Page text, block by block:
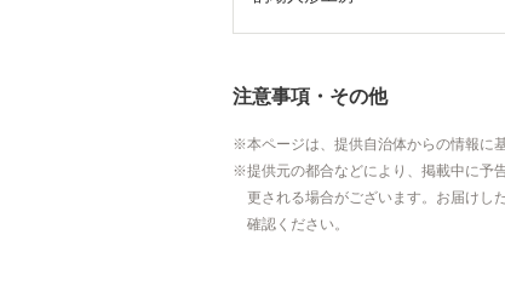
注意事項・その他
本ページは、提供自治体からの情報に
提供元の都合などにより、掲載中に予
更される場合がございます。お届けし
確認ください。